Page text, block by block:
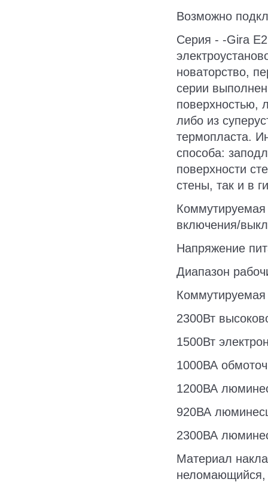
Возможно
Серия - -Gira
новаторство,
серии
поверхностью,
либо из
термопласта.
способа:
поверхности
стены, так и в
включения/
Напряжение
Диапазон
2300Вт
1500Вт
1000ВА
1200ВА
920ВА
2300ВА
Материал
неломающийся,